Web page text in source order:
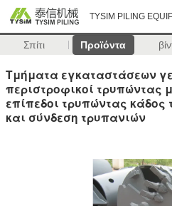
TYSIM PILING
Σπίτι Προϊόντα
Τμήματα εγκαταστάσεων
περιστροφικοί τρυπώντας
επίπεδοι τρυπώντας
και σύνδεση τρυπανιών